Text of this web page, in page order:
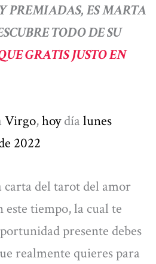
PREMIADAS, ES MARTA
TODO DE SU
GRATIS JUSTO EN
Virgo,hoydía lunes
2022
carta del tarot del amor
este tiempo, la cual te
presente debes
realmente quieres para